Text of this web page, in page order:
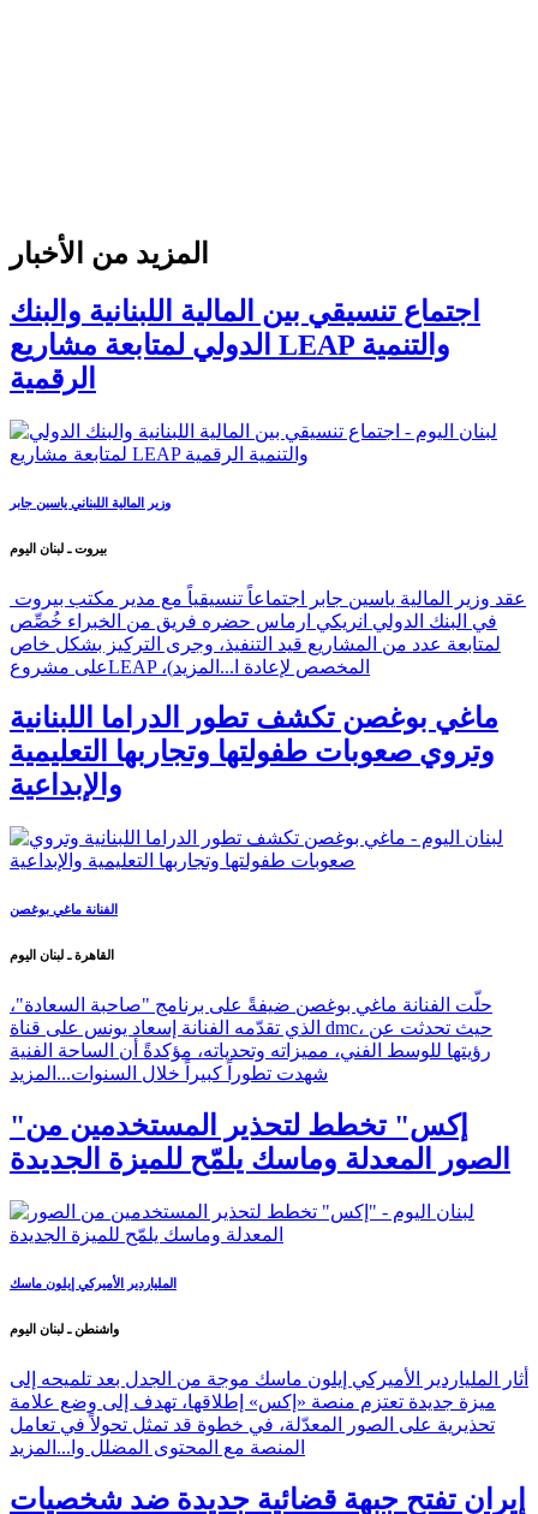
المزيد من الأخبار
اجتماع تنسيقي بين المالية اللبنانية والبنك
الدولي لمتابعة مشاريع LEAP والتنمية
الرقمية
وزير المالية اللبناني ياسين جابر
بيروت ـ لبنان اليوم
في البنك الدولي انريكي ارماس حضره فريق من الخبراء خُصِّص
لمتابعة عدد من المشاريع قيد التنفيذ، وجرى التركيز بشكل خاص
على مشروعLEAP ،(المخصص لإعادة ا... المزيد
ماغي بوغصن تكشف تطور الدراما اللبنانية
وتروي صعوبات طفولتها وتجاربها التعليمية
والإبداعية
الفنانة ماغي بوغصن
القاهرة ـ لبنان اليوم
حلّت الفنانة ماغي بوغصن ضيفةً على برنامج "صاحبة السعادة"،
الذي تقدّمه الفنانة إسعاد يونس على قناة dmc، حيث تحدثت عن
رؤيتها للوسط الفني، مميزاته وتحدياته، مؤكدةً أن الساحة الفنية
شهدت تطوراً كبيراً خلال السنوات... المزيد
"إكس" تخطط لتحذير المستخدمين من
الصور المعدلة وماسك يلمّح للميزة الجديدة
الملياردير الأميركي إيلون ماسك
واشنطن ـ لبنان اليوم
أثار الملياردير الأميركي إيلون ماسك موجة من الجدل بعد تلميحه إلى
ميزة جديدة تعتزم منصة «إكس» إطلاقها، تهدف إلى وضع علامة
تحذيرية على الصور المعدّلة، في خطوة قد تمثل تحولاً في تعامل
المنصة مع المحتوى المضلل وا... المزيد
إيران تفتح جبهة قضائية جديدة ضد شخصيات